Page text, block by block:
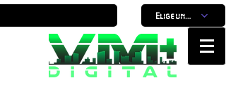
Elige un horario